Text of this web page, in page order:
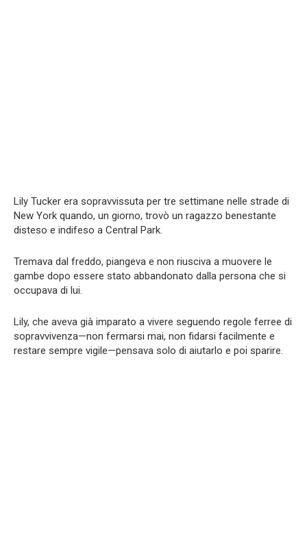
Lily Tucker era sopravvissuta per tre settimane nelle strade di
New York quando, un giorno, trovò un ragazzo benestante
disteso e indifeso a Central Park.
Tremava dal freddo, piangeva e non riusciva a muovere le
gambe dopo essere stato abbandonato dalla persona che si
occupava di lui.
Lily, che aveva già imparato a vivere seguendo regole ferree di
sopravvivenza—non fermarsi mai, non fidarsi facilmente e
restare sempre vigile—pensava solo di aiutarlo e poi sparire.